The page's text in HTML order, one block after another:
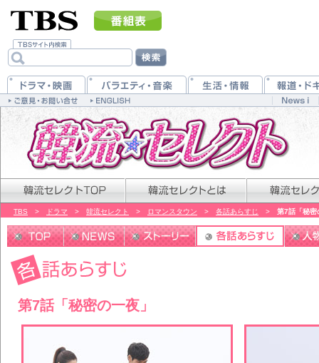
TBS > ドラマ > 韓流セレクト > ロマンスタウン > 各話あらすじ > 第7話「秘密
第7話「秘密の一夜」